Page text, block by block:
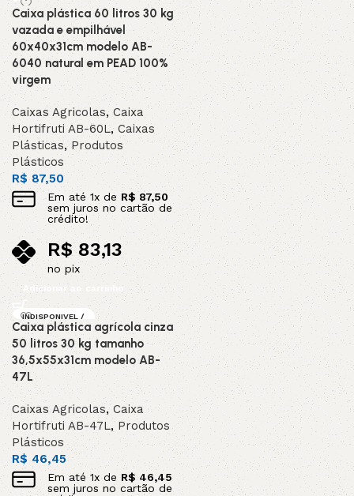
Caixa plástica 60 litros 30 kg
vazada e empilhável
60x40x31cm modelo AB-
6040 natural em PEAD 100%
virgem
Caixas Agricolas,Caixa
Hortifruti AB-60L, Caixas
Plásticas,Produtos
Plásticos
R$87,50
Em até1x de R$ 87,50
sem juros no cartão de
crédito!
R$83,13
no pix
Adicionar ao carrinho
INDISPONIVEL /
SOB ENCOMEND
A
Caixa plástica agrícola cinza
50 litros 30 kg tamanho
36,5x55x31cm modelo AB-
47L
Caixas Agricolas,Caixa
Hortifruti AB-47L, Produtos
Plásticos
R$ 46,45
Em até 1x de R$46,45
sem juros no cartão de